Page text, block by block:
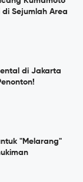
Sejumlah Area
di Jakarta
"Melarang"